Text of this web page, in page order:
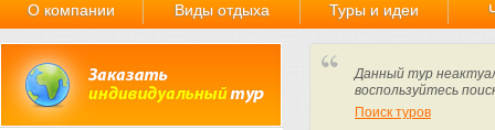
О компании Виды отдыха Туры и идеи
Данный тур
воспользуйтесь
Поиск туров